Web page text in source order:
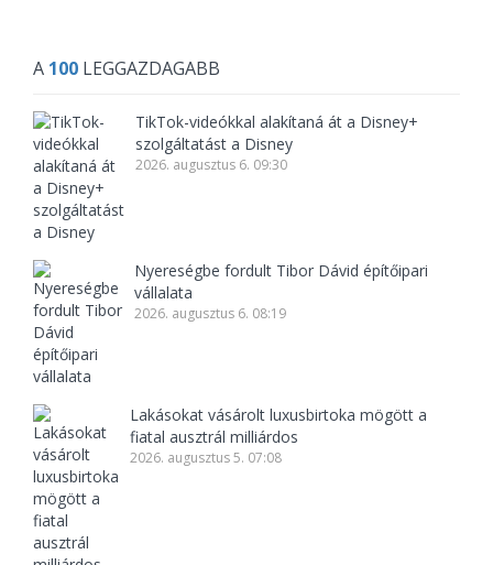
A 100 LEGGAZDAGABB
TikTok-videókkal alakítaná át a Disney+
szolgáltatást a Disney
2026. augusztus 6. 09:30
Nyereségbe fordult Tibor Dávid építőipari
vállalata
2026. augusztus 6. 08:19
Lakásokat vásárolt luxusbirtoka mögött a
fiatal ausztrál milliárdos
2026. augusztus 5. 07:08